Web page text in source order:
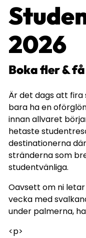
2026
Boka fler &
Är det dags att fira
bara ha en
innan allvaret
hetaste
destinationerna
stränderna som
studentvänliga.
Oavsett om ni
vecka med
under palmerna,
<p>